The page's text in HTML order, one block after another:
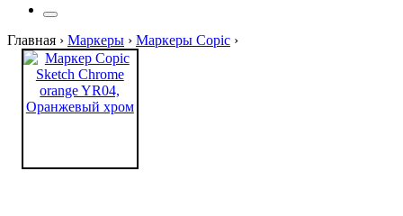
Главная › Маркеры › Маркеры Copic ›